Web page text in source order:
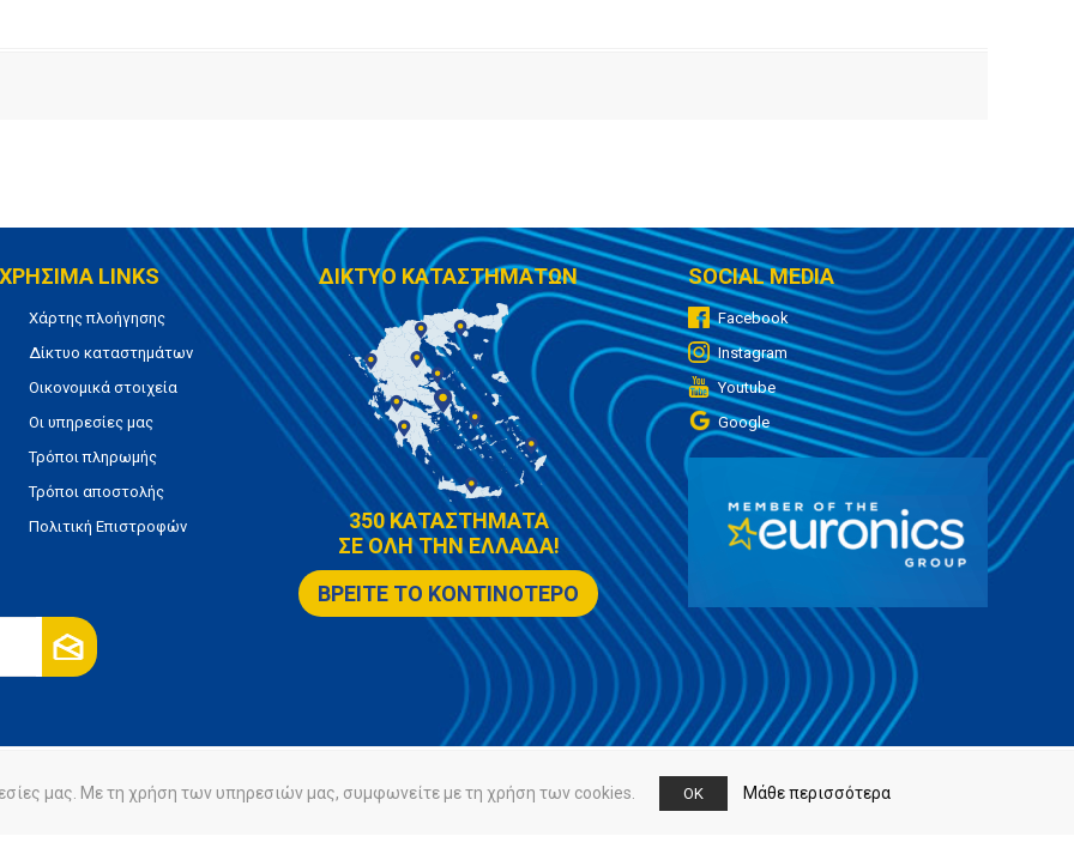
ΧΡΗΣΙΜΑ LINKS
Χάρτης πλοήγησης
Δίκτυο καταστημάτων
Οικονομικά στοιχεία
Οι υπηρεσίες μας
Τρόποι πληρωμής
Τρόποι αποστολής
Πολιτική Επιστροφών
ΔΙΚΤΥΟ ΚΑΤΑΣΤΗΜΑΤΩΝ
350 ΚΑΤΑΣΤΗΜΑΤΑ
ΣΕ ΟΛΗ ΤΗΝ ΕΛΛΑΔΑ!
ΒΡΕΙΤΕ ΤΟ ΚΟΝΤΙΝΟΤΕΡΟ
SOCIAL MEDIA
Facebook
Instagram
Youtube
Google
Πολιτική Cookies
μας. Με τη χρήση των υπηρεσιών μας, συμφωνείτε με τη χρήση των cookies. OK Μάθε περισσότερα